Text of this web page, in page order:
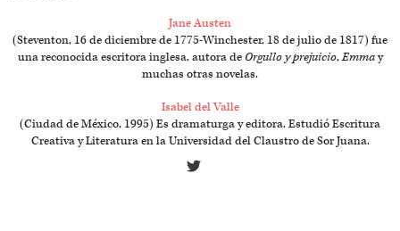
Jane Austen
(Steventon, 16 de diciembre de 1775-Winchester, 18 de julio de 1817) fue
una reconocida escritora inglesa, autora de Orgullo y prejuicio,Emmay
muchas otras novelas.
Isabel del Valle
(Ciudad de México, 1995) Es dramaturga y editora. Estudió Escritura
Creativa y Literatura en la Universidad del Claustro de Sor Juana.